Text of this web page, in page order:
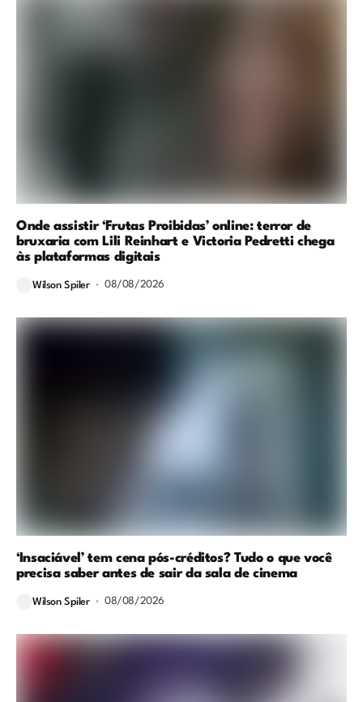
Onde assistir ‘Frutas Proibidas’ online: terror de
bruxaria com Lili Reinhart e Victoria Pedretti chega
às plataformas digitais
Wilson Spiler 08/08/2026
‘Insaciável’ tem cena pós-créditos? Tudo o que você
precisa saber antes de sair da sala de cinema
Wilson Spiler 08/08/2026